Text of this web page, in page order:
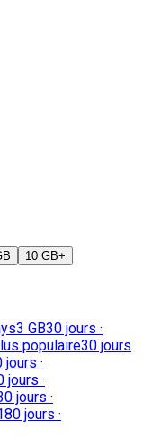
10 GB+
3 GB30 jours ·
populaire30 jours
jours ·
jours ·
jours ·
jours ·